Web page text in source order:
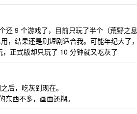
还 9 个游戏了，目前只玩了半个（荒野之
，结果还是刷短剧适合我。可能年纪大了
正式版却只玩了 10 分钟就又吃灰了
后，吃灰到现在。
西不多，画面还糊。